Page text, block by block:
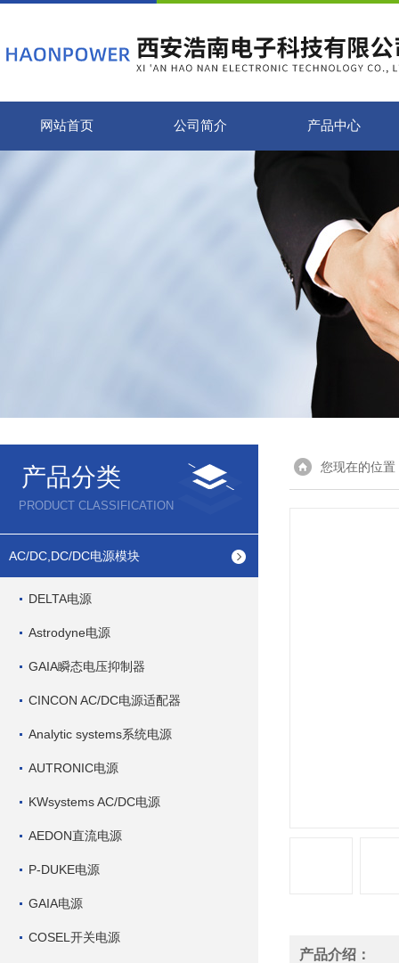
网站首页 公司简介 产品中心
产品分类
PRODUCT CLASSIFICATION
AC/DC,DC/DC电源模块
DELTA电源
Astrodyne电源
GAIA瞬态电压抑制器
CINCON AC/DC电源适配器
Analytic systems系统电源
AUTRONIC电源
KWsystems AC/DC电源
AEDON直流电源
P-DUKE电源
GAIA电源
COSEL开关电源
您现在的位置
产品介绍：